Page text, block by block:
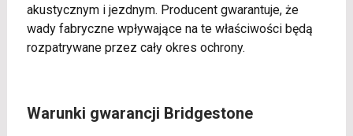
akustycznym i jezdnym. Producent gwarantuje, że
wady fabryczne wpływające na te właściwości będą
rozpatrywane przez cały okres ochrony.
Warunki gwarancji Bridgestone